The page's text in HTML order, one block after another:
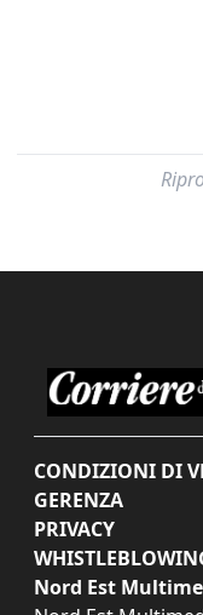
CONDIZIONI DI
GERENZA
PRIVACY
Nord Est